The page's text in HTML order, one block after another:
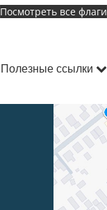
Посмотреть все флаги
Полезные ссылки